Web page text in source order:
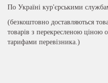
По Україні кур'єрськими
(безкоштовно доставляються
товарів з перекресленою ціною
тарифами перевізника.)